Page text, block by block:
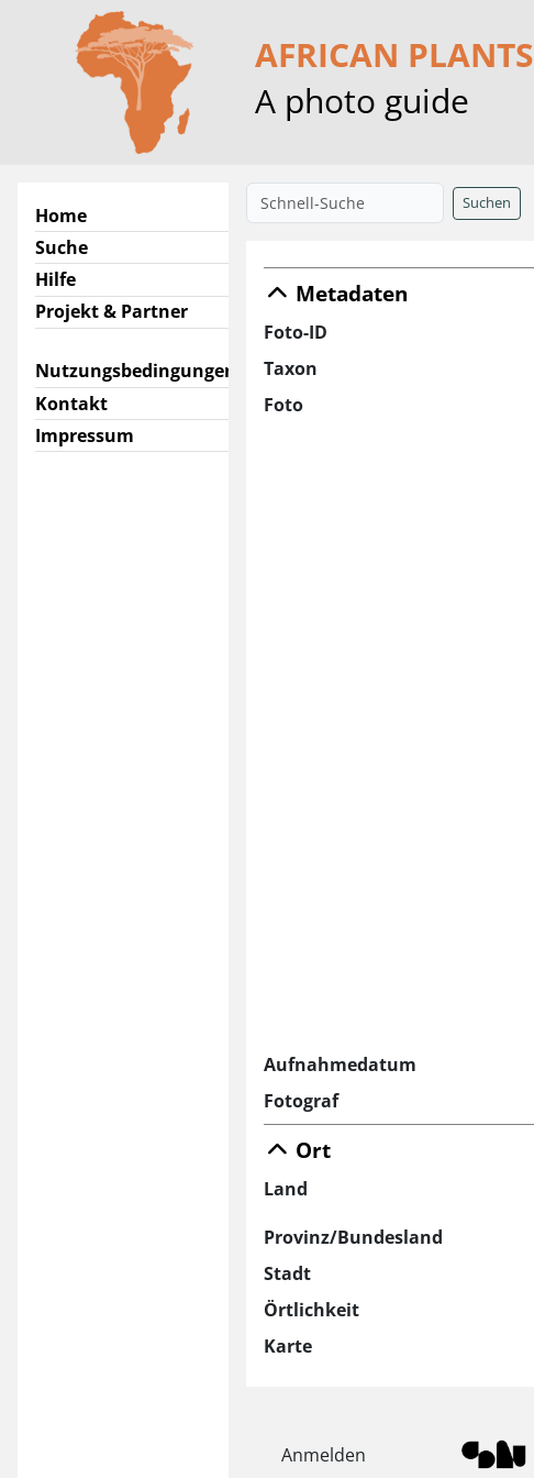
AFRICAN PLANTS
A photo guide
Home
Suche
Hilfe
Projekt & Partner
Nutzungsbedingungen
Kontakt
Impressum
Suchen
Metadaten
Foto-ID
Taxon
Foto
Aufnahmedatum
Fotograf
Ort
Land
Provinz/Bundesland
Stadt
Örtlichkeit
Karte
Anmelden